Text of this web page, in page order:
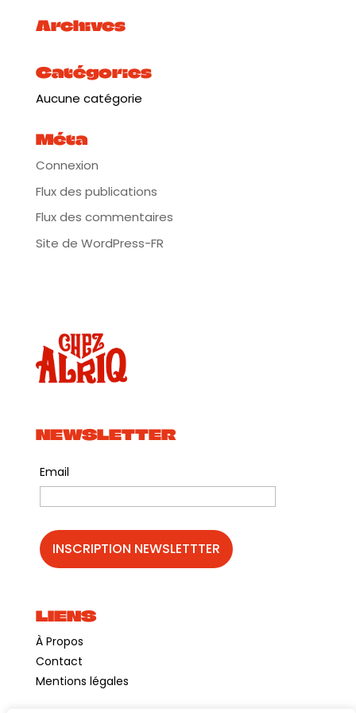
Archives
Catégories
Aucune catégorie
Méta
Connexion
Flux des publications
Flux des commentaires
Site de WordPress-FR
NEWSLETTER
Email
LIENS
À Propos
Contact
Mentions légales